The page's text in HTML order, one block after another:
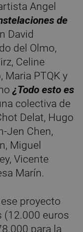
Angel
de
David
del Olmo,
Celine
Maria PTQK y
¿Todo esto es
colectiva de
Delat, Hugo
Jen Chen,
Miguel
Vicente
Marín.
proyecto
(12.000 euros
para la